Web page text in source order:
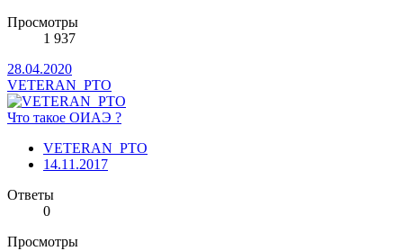
Просмотры
1 937
28.04.2020
VETERAN_PTO
Что такое ОИАЭ ?
VETERAN_PTO
14.11.2017
Ответы
0
Просмотры